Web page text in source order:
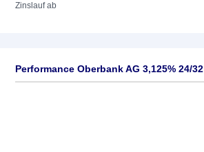
Zinslauf ab
Performance Oberbank AG 3,125% 24/32